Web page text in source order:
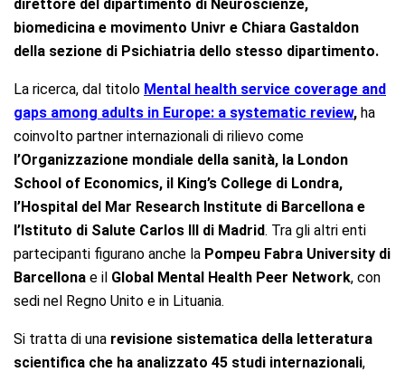
direttore del dipartimento di Neuroscienze,
biomedicina e movimento Univr e Chiara Gastaldon
della sezione di Psichiatria dello stesso dipartimento.
La ricerca, dal titolo Mental health service coverage and
gaps among adults in Europe: a systematic review, ha
coinvolto partner internazionali di rilievo come
l’Organizzazione mondiale della sanità, la London
School of Economics, il King’s College di Londra,
l’Hospital del Mar Research Institute di Barcellona e
l’Istituto di Salute Carlos III di Madrid. Tra gli altri enti
partecipanti figurano anche la Pompeu Fabra University di
Barcellona e il Global Mental Health Peer Network, con
sedi nel Regno Unito e in Lituania.
Si tratta di una revisione sistematica della letteratura
scientifica che ha analizzato 45 studi internazionali,